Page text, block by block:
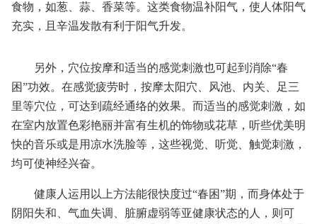
食物，如葱、蒜、香菜等。这类食物温补阳气，使人体阳气
充实，且辛温发散有利于阳气升发。
另外，穴位按摩和适当的感觉刺激也可起到消除“春
困”功效。在感觉疲劳时，按摩太阳穴、风池、内关、足三
里等穴位，可达到疏经通络的效果。而适当的感觉刺激，如
在室内放置色彩艳丽并富有生机的饰物或花草，听些优美明
快的音乐或是用凉水洗脸等，这些视觉、听觉、触觉刺激，
均可使神经兴奋。
健康人运用以上方法能很快度过“春困”期，而身体处于
阴阳失和、气血失调、脏腑虚弱等亚健康状态的人，则可